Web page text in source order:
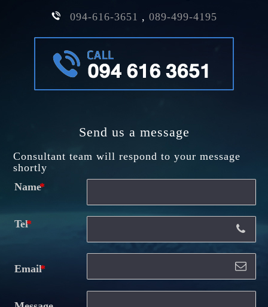
094-616-3651 , 089-499-4195
Send us a message
Consultant team will respond to your message
shortly
Name
Tel
Email